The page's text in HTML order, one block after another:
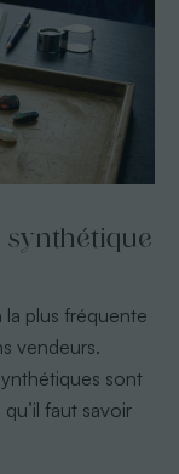
la plus fréquente
vendeurs.
sont
faut savoir